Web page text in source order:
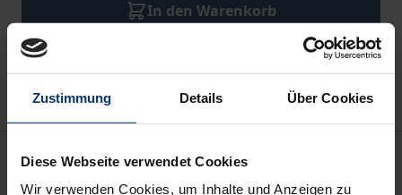
Zustimmung Details Über Cookies
Diese Webseite verwendet Cookies
Wir verwenden Cookies, um Inhalte und Anzeigen zu
In den Warenkorb
Zur Wunschliste hinzufügen
Hinweise zu Versandkosten
Beschreibung